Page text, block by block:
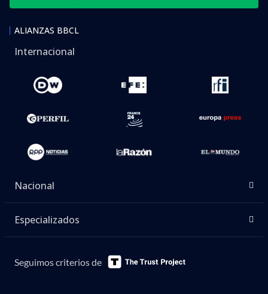
ALIANZAS BBCL
Internacional
Nacional
Especializados
Seguimos criterios de